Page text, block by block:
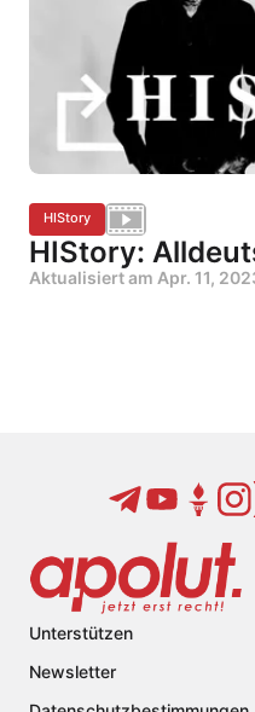
HIStory
HIStory:
Aktualisiert am Apr. 11,
Unterstützen
Newsletter